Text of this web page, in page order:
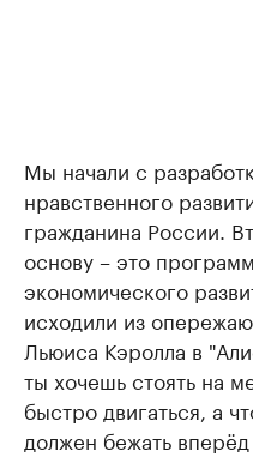
Мы начали с
нравственного
гражданина России.
основу – это
экономического
исходили из
Льюиса Кэролла в
ты хочешь стоять на
быстро двигаться, а
должен бежать